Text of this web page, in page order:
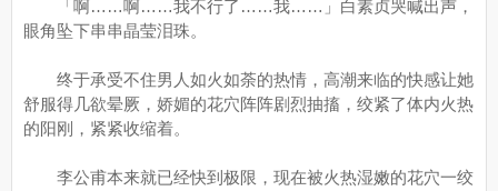
「啊……啊……我不行了……我……」白素贞哭喊出声，
眼角坠下串串晶莹泪珠。
终于承受不住男人如火如荼的热情，高潮来临的快感让她
舒服得几欲晕厥，娇媚的花穴阵阵剧烈抽搐，绞紧了体内火热
的阳刚，紧紧收缩着。
李公甫本来就已经快到极限，现在被火热湿嫩的花穴一绞